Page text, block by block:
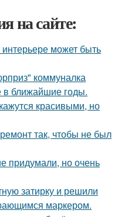
на сайте:
может быть
коммуналка
в ближайшие годы.
красивыми, но
так, чтобы не был
придумали, но очень
затирку и решили
маркером.